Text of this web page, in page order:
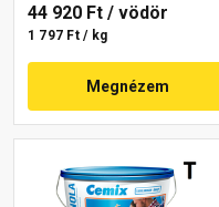
44 920 Ft / vödör
1 797 Ft / kg
Megnézem